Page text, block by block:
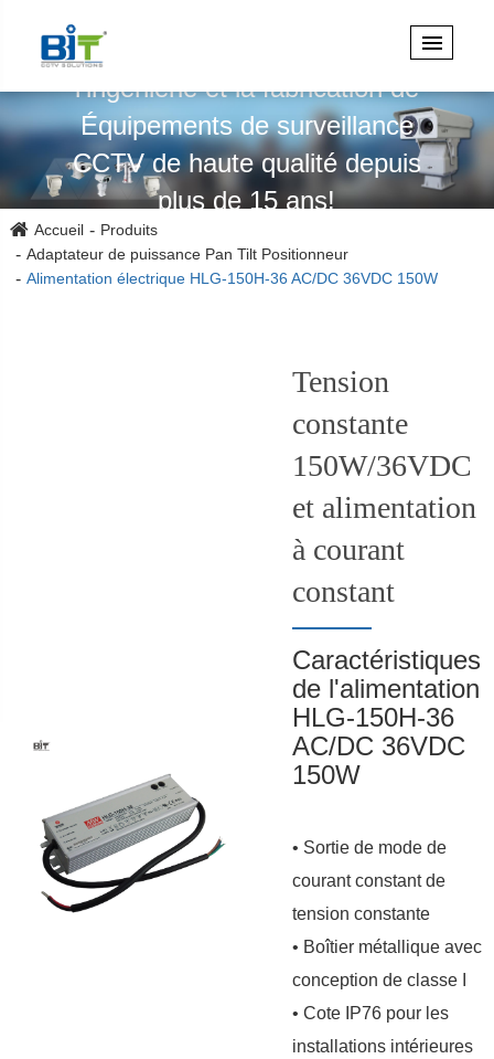
Spécialisé dans la conception,
l'ingénierie et la fabrication de
Équipements de surveillance
CCTV de haute qualité depuis
plus de 15 ans!
Accueil
Produits
Adaptateur de puissance Pan Tilt Positionneur
Alimentation électrique HLG-150H-36 AC/DC 36VDC 150W
Tension
constante
150W/36VDC
et alimentation
à courant
constant
Caractéristiques
de l'alimentation
HLG-150H-36
AC/DC 36VDC
150W
• Sortie de mode de
courant constant de
tension constante
• Boîtier métallique avec
conception de classe I
• Cote IP76 pour les
installations intérieures